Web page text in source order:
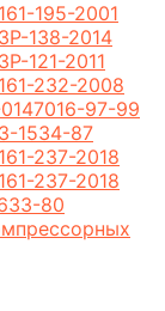
195-2001
138-2014
121-2011
232-2008
97-99
1534-87
237-2018
237-2018
80